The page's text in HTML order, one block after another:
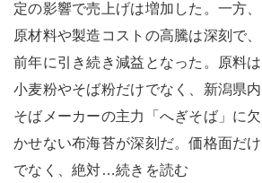
定の影響で売上げは増加した。一方、
原材料や製造コストの高騰は深刻で、
前年に引き続き減益となった。原料は
小麦粉やそば粉だけでなく、新潟県内
そばメーカーの主力「へぎそば」に欠
かせない布海苔が深刻だ。価格面だけ
でなく、絶対…続きを読む